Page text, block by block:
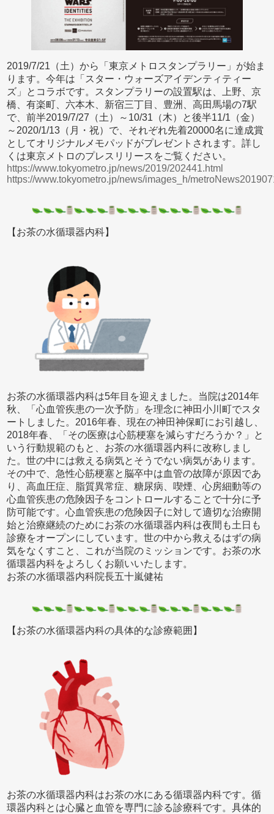
2019/7/21（土）から「東京メトロスタンプラリー」が始ま
ります。今年は「スター・ウォーズアイデンティティー
ズ」とコラボです。スタンプラリーの設置駅は、上野、京
橋、有楽町、六本木、新宿三丁目、豊洲、高田馬場の7駅
で、前半2019/7/27（土）～10/31（木）と後半11/1（金）
～2020/1/13（月・祝）で、それぞれ先着20000名に達成賞
としてオリジナルメモパッドがプレゼントされます。詳し
くは東京メトロのプレスリリースをご覧ください。
https://www.tokyometro.jp/news/2019/202441.html
https://www.tokyometro.jp/news/images_h/
【お茶の水循環器内科】
お茶の水循環器内科は5年目を迎えました。当院は2014年
秋、「心血管疾患の一次予防」を理念に神田小川町でスタ
ートしました。2016年春、現在の神田神保町にお引越し、
2018年春、「その医療は心筋梗塞を減らすだろうか？」と
いう行動規範のもと、お茶の水循環器内科に改称しまし
た。世の中には救える病気とそうでない病気があります。
その中で、急性心筋梗塞と脳卒中は血管の故障が原因であ
り、高血圧症、脂質異常症、糖尿病、喫煙、心房細動等の
心血管疾患の危険因子をコントロールすることで十分に予
防可能です。心血管疾患の危険因子に対して適切な治療開
始と治療継続のためにお茶の水循環器内科は夜間も土日も
診療をオープンにしています。世の中から救えるはずの病
気をなくすこと、これが当院のミッションです。お茶の水
循環器内科をよろしくお願いいたします。
お茶の水循環器内科院長五十嵐健祐
【お茶の水循環器内科の具体的な診療範囲】
お茶の水循環器内科はお茶の水にある循環器内科です。循
環器内科とは心臓と血管を専門に診る診療科です。具体的